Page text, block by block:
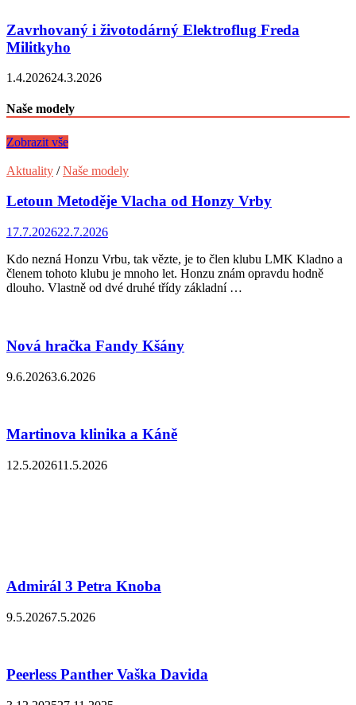
Zavrhovaný i životodárný Elektroflug Freda
Militkyho
1.4.202624.3.2026
Naše modely
Zobrazit vše
Aktuality /Naše modely
Letoun Metoděje Vlacha od Honzy Vrby
17.7.202622.7.2026
Kdo nezná Honzu Vrbu, tak vězte, je to člen klubu LMK Kladno a
členem tohoto klubu je mnoho let. Honzu znám opravdu hodně
dlouho. Vlastně od dvé druhé třídy základní …
Nová hračka Fandy Kšány
9.6.20263.6.2026
Martinova klinika a Káně
12.5.202611.5.2026
Admirál 3 Petra Knoba
9.5.20267.5.2026
Peerless Panther Vaška Davida